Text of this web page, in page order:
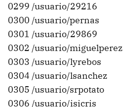
0299 /usuario/29216
0300 /usuario/pernas
0301 /usuario/29869
0302 /usuario/miguelperez
0303 /usuario/lyrebos
0304 /usuario/lsanchez
0305 /usuario/srpotato
0306 /usuario/isicris